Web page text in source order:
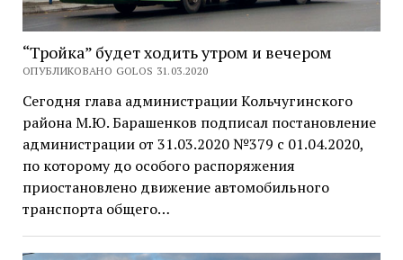
“Тройка” будет ходить утром и вечером
ОПУБЛИКОВАНО GOLOS 31.03.2020
Сегодня глава администрации Кольчугинского
района М.Ю. Барашенков подписал постановление
администрации от 31.03.2020 №379 с 01.04.2020,
по которому до особого распоряжения
приостановлено движение автомобильного
транспорта общего…